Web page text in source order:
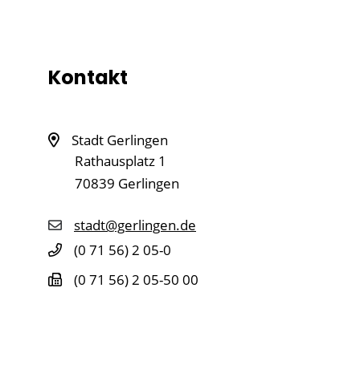
Kontakt
Stadt Gerlingen
Rathausplatz 1
70839 Gerlingen
stadt@gerlingen.de
(0 71 56) 2 05-0
(0 71 56) 2 05-50 00